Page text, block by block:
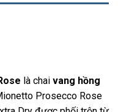
là chai vang hồng
Prosecco Rose